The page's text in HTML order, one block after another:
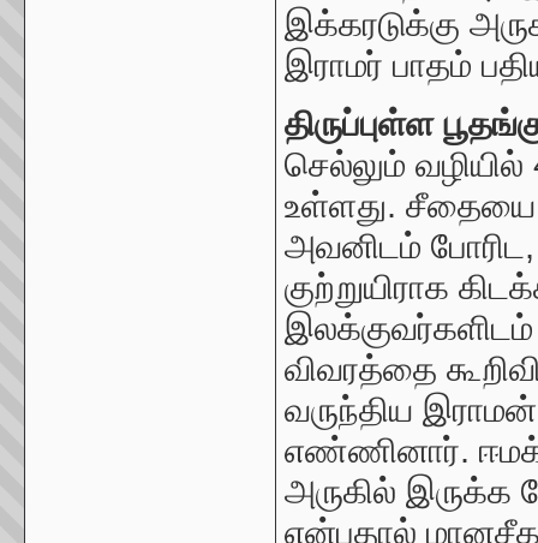
இக்கரடுக்கு
இராமர் பாதம்
திருப்புள்ள
செல்லும் வழியில்
உள்ளது. சீதையை
அவனிடம்
குற்றுயிராக
இ
விவரத்தை
வருந்திய இராமன்
எண்ணினார்.
அருகில்
என்பதால்